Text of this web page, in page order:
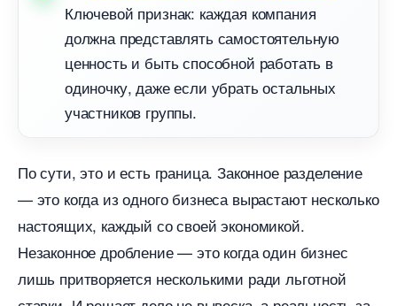
Ключевой признак: каждая компания
должна представлять самостоятельную
ценность и быть способной работать
одиночку, даже если убрать остальных
участников группы.
По сути, это и есть граница. Законное разделение
— это когда из одного бизнеса вырастают несколько
настоящих, каждый со своей экономикой.
Незаконное дробление — это когда один бизнес
лишь притворяется несколькими ради льготной